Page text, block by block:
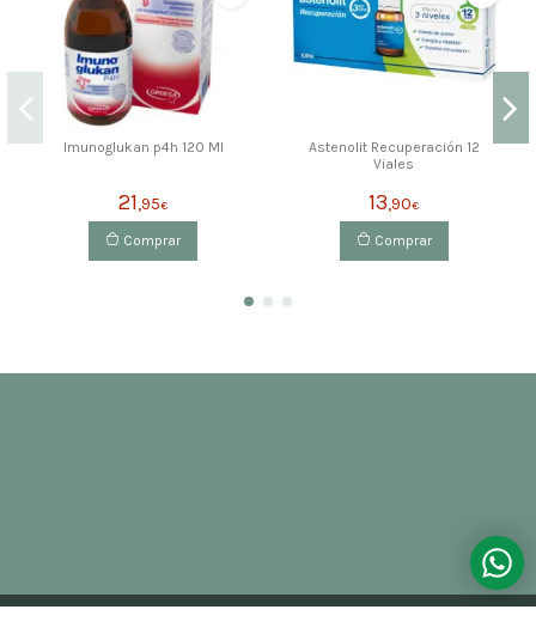
Imunoglukan p4h 120 Ml
21,95€
Comprar
Astenolit Recuperación 12
Viales
13,90€
Comprar